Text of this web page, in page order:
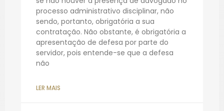
processo administrativo disciplinar, não
sendo, portanto, obrigatória a sua
contratação. Não obstante, é obrigatória a
apresentação de defesa por parte do
servidor, pois entende-se que a defesa
não
LER MAIS